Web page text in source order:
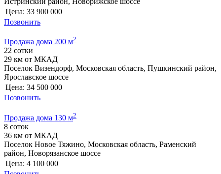
Цена: 33 900 000
Позвонить
Продажа дома 200 м2
22 сотки
29 км от МКАД
Поселок Визендорф, Московская область, Пушкинский район,
Ярославское шоссе
Цена: 34 500 000
Позвонить
Продажа дома 130 м2
8 соток
36 км от МКАД
Поселок Новое Тяжино, Московская область, Раменский
район, Новорязанское шоссе
Цена: 4 100 000